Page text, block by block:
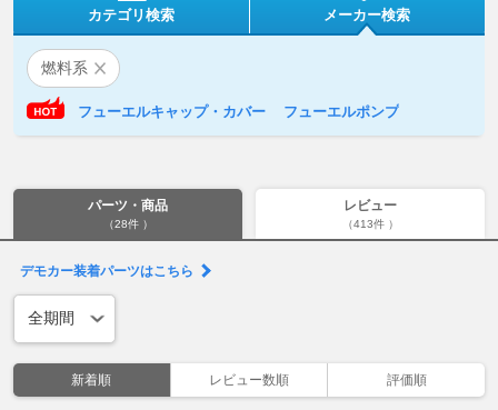
カテゴリ検索 メーカー検索
燃料系
フューエルキャップ・カバー フューエルポンプ
パーツ・商品
（28件 ）
レビュー
（413件 ）
デモカー装着パーツはこちら
新着順 レビュー数順 評価順